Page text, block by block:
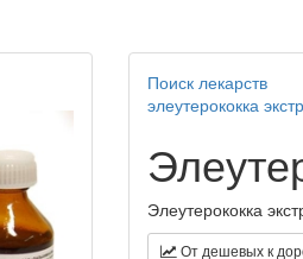
Поиск лекарств
элеутерококка
Элеутерококка
От дешевых к